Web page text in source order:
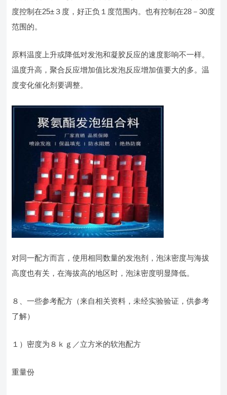
度控制在25±３度，好正负１度范围内。也有控制在28－30度
范围的。
原料温度上升或降低对发泡和凝胶反应的速度影响不一样。
温度升高，聚合反应增加值比发泡反应增加值要大的多。温
度变化催化剂要调整。
对同一配方而言，使用相同数量的发泡剂，泡沫密度与海拔
高度也有关，在海拔高的地区时，泡沫密度明显降低。
８、一些参考配方（来自相关资料，未经实验验证，供参考
了解）
１）密度为８ｋｇ／立方米的软泡配方
重量份